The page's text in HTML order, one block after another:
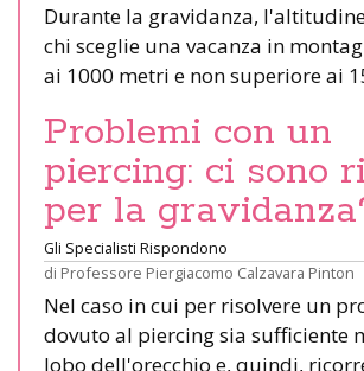
Durante la gravidanza,
chi sceglie una vacanza in
ai 1000 metri e non superiore ai
Problemi con un
piercing: ci sono
per la
Gli Specialisti Rispondono
di Professore Piergiacomo Calzavara Pinton
Nel caso in cui per risolvere un
dovuto al piercing sia sufficiente
lobo dell'orecchio e, quindi,